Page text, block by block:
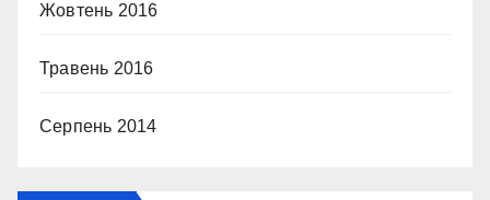
Жовтень 2016
Травень 2016
Серпень 2014